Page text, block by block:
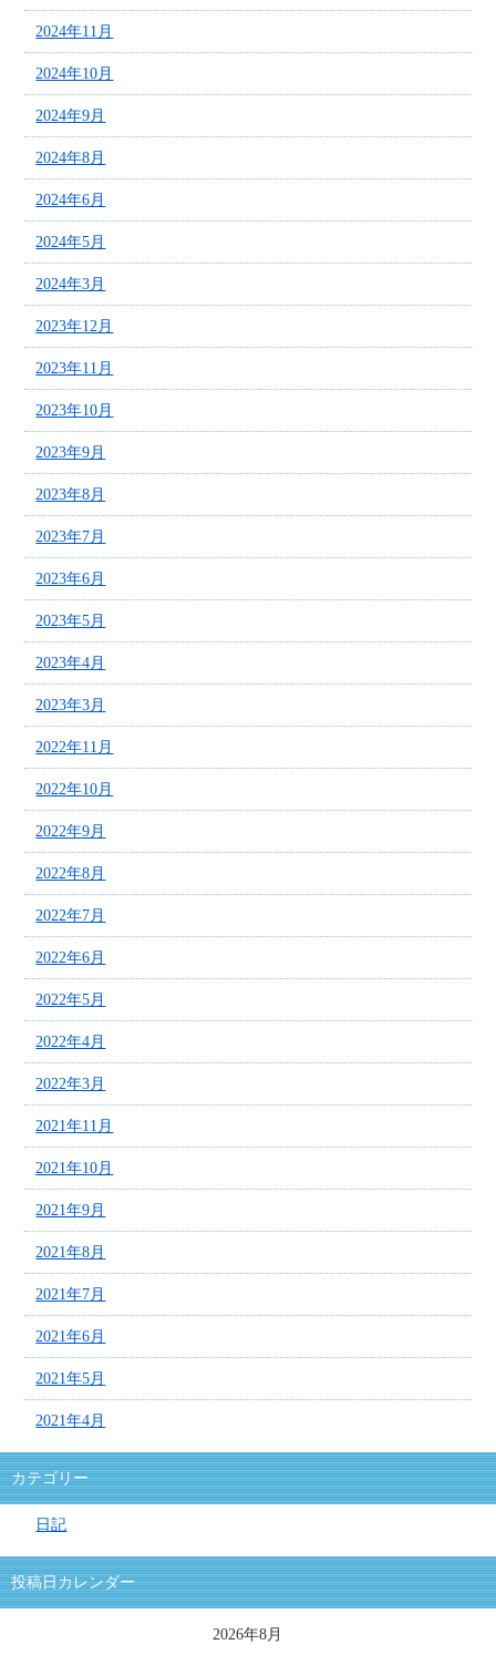
2024年11月
2024年10月
2024年9月
2024年8月
2024年6月
2024年5月
2024年3月
2023年12月
2023年11月
2023年10月
2023年9月
2023年8月
2023年7月
2023年6月
2023年5月
2023年4月
2023年3月
2022年11月
2022年10月
2022年9月
2022年8月
2022年7月
2022年6月
2022年5月
2022年4月
2022年3月
2021年11月
2021年10月
2021年9月
2021年8月
2021年7月
2021年6月
2021年5月
2021年4月
カテゴリー
日記
投稿日カレンダー
2026年8月